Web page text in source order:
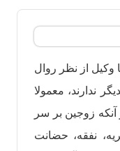
وکیل از نظر روال
ندارند، معمولا
زوجین بر سر
نفقه، حضانت